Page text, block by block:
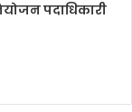
पदाधिकारी